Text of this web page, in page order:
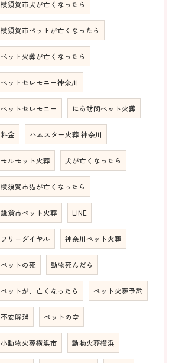
横須賀市犬が亡くなったら
横須賀市ペットが亡くなったら
ペット火葬が亡くなったら
ペットセレモニー神奈川
ペットセレモニー にあ訪問ペット火葬
料金 ハムスター火葬 神奈川
モルモット火葬 犬が亡くなったら
横須賀市猫が亡くなったら
鎌倉市ペット火葬 LINE
フリーダイヤル 神奈川ペット火葬
ペットの死 動物死んだら
ペットが、亡くなったら ペット火葬予約
不安解消 ペットの空
小動物火葬横浜市 動物火葬横浜